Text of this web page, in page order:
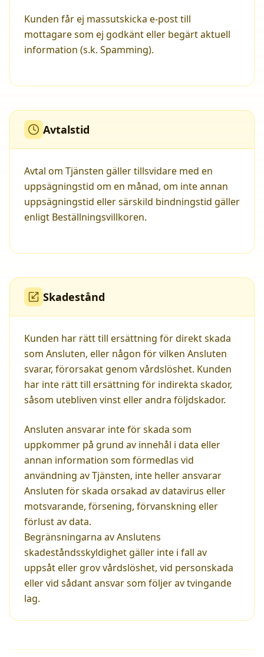
Kunden får ej massutskicka e-post till
mottagare som ej godkänt eller begärt aktuell
information (s.k. Spamming).
Avtalstid
Avtal om Tjänsten gäller tillsvidare med en
uppsägningstid om en månad, om inte annan
uppsägningstid eller särskild bindningstid gäller
enligt Beställningsvillkoren.
Skadestånd
Kunden har rätt till ersättning för direkt skada
som Ansluten, eller någon för vilken Ansluten
svarar, förorsakat genom vårdslöshet. Kunden
har inte rätt till ersättning för indirekta skador,
såsom utebliven vinst eller andra följdskador.
Ansluten ansvarar inte för skada som
uppkommer på grund av innehål i data eller
annan information som förmedlas vid
användning av Tjänsten, inte heller ansvarar
Ansluten för skada orsakad av datavirus eller
motsvarande, försening, förvanskning eller
förlust av data.
Begränsningarna av Anslutens
skadeståndsskyldighet gäller inte i fall av
uppsåt eller grov vårdslöshet, vid personskada
eller vid sådant ansvar som följer av tvingande
lag.